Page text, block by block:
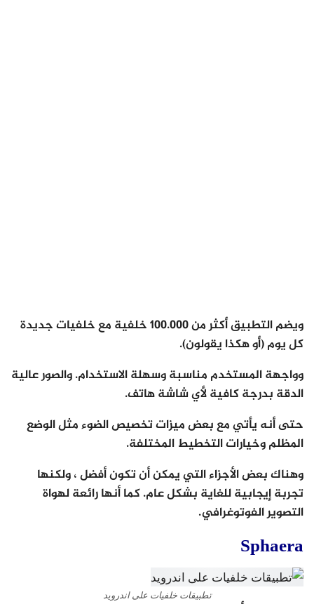
ويضم التطبيق أكثر من 100.000 خلفية مع خلفيات جديدة
كل يوم (أو هكذا يقولون).
وواجهة المستخدم مناسبة وسهلة الاستخدام. والصور عالية
الدقة بدرجة كافية لأي شاشة هاتف.
حتى أنه يأتي مع بعض ميزات تخصيص الضوء مثل الوضع
المظلم وخيارات التخطيط المختلفة.
وهناك بعض الأجزاء التي يمكن أن تكون أفضل ، ولكنها
تجربة إيجابية للغاية بشكل عام. كما أنها رائعة لهواة
التصوير الفوتوغرافي.
Sphaera
تطبيقات خلفيات على اندرويد